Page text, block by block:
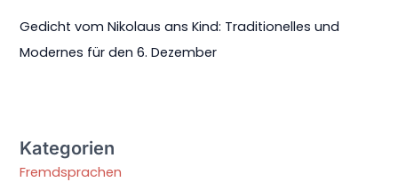
Gedicht vom Nikolaus ans Kind: Traditionelles und
Modernes für den 6. Dezember
Kategorien
Fremdsprachen